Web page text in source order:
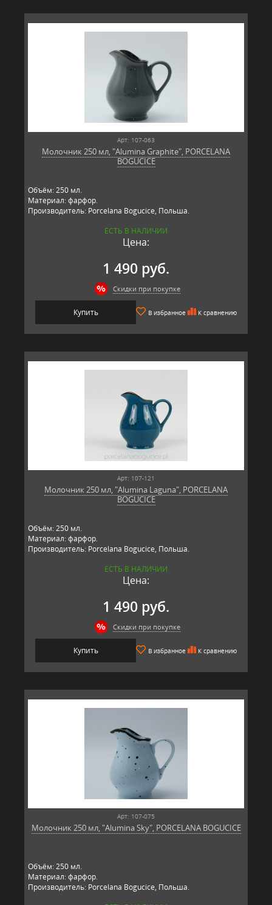
Арт: 107-063
Молочник 250 мл, "Alumina Graphite", PORCELANA
BOGUCICE
Объём: 250 мл.
Материал: фарфор.
Производитель: Porcelana Bogucice, Польша.
ЕСТЬ В НАЛИЧИИ
Цена:
1 490 руб.
Скидки при покупке
Купить В избранное К сравнению
Арт: 107-121
Молочник 250 мл, "Alumina Laguna", PORCELANA
BOGUCICE
Объём: 250 мл.
Материал: фарфор.
Производитель: Porcelana Bogucice, Польша.
ЕСТЬ В НАЛИЧИИ
Цена:
1 490 руб.
Скидки при покупке
Купить В избранное К сравнению
Арт: 107-075
Молочник 250 мл, "Alumina Sky", PORCELANA BOGUCICE
Объём: 250 мл.
Материал: фарфор.
Производитель: Porcelana Bogucice, Польша.